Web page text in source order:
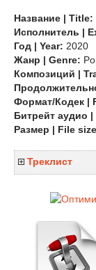
Название | Title:
Исполнитель |
Год | Year: 2020
Жанр | Genre:
Композиций |
Формат/Кодек |
Битрейт аудио
Размер | File
Треклист